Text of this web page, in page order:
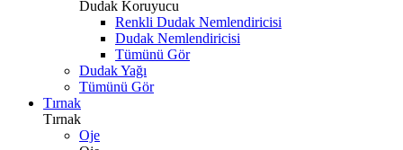
Dudak Koruyucu
Renkli Dudak Nemlendiricisi
Dudak Nemlendiricisi
Tümünü Gör
Dudak Yağı
Tümünü Gör
Tırnak
Tırnak
Oje